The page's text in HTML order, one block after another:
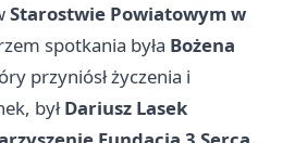
Starostwie Powiatowym w
spotkania była Bożena
przyniósł życzenia i
byłDariusz Lasek